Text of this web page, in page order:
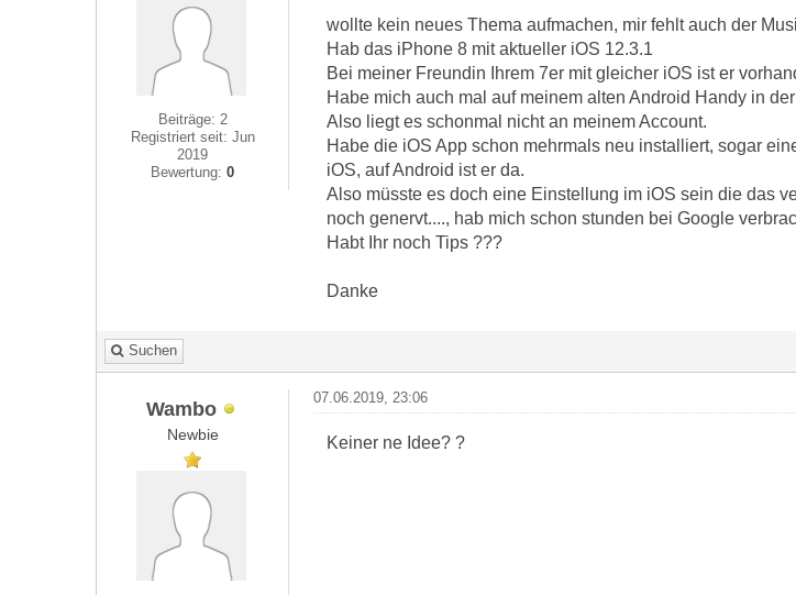
Beiträge: 2
Registriert seit: Jun
2019
Bewertung:0
wollte kein neues Thema aufmachen, mir fehlt auch der
Hab das iPhone 8 mit aktueller iOS 12.3.1
Bei meiner Freundin Ihrem 7er mit gleicher iOS ist er
Habe mich auch mal auf meinem alten Android Handy in
Also liegt es schonmal nicht an meinem Account.
Habe die iOS App schon mehrmals neu installiert, sogar
iOS, auf Android ist er da.
Also müsste es doch eine Einstellung im iOS sein die das
noch genervt...., hab mich schon stunden bei Google
Habt Ihr noch Tips ???
Danke
Suchen
Wambo
Newbie
07.06.2019, 23:06
Keiner ne Idee? ?